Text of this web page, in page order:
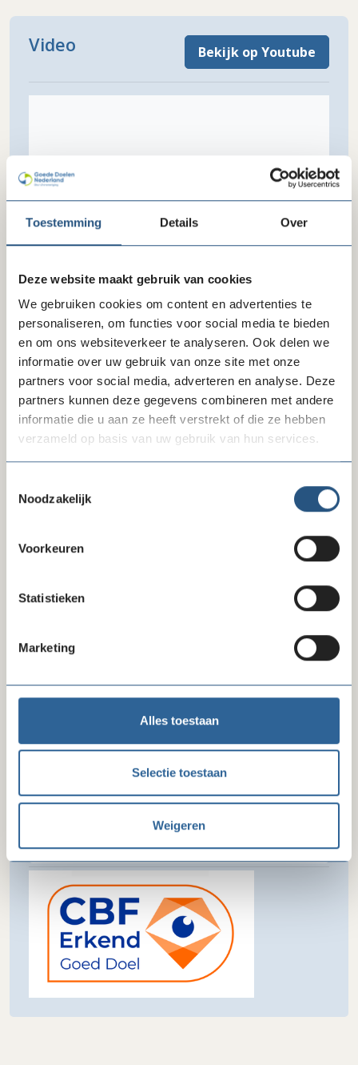
Toestemming Details Over
Deze website maakt gebruik van cookies
We gebruiken cookies om content en advertenties te
personaliseren, om functies voor social media te bieden
en om ons websiteverkeer te analyseren. Ook delen we
informatie over uw gebruik van onze site met onze
partners voor social media, adverteren en analyse. Deze
partners kunnen deze gegevens combineren met andere
informatie die u aan ze heeft verstrekt of die ze hebben
verzameld op basis van uw gebruik van hun services.
Noodzakelijk
Voorkeuren
Statistieken
Marketing
Alles toestaan
Selectie toestaan
Weigeren
Video Bekijk op Youtube
Accepteeronze cookiesom deze inhoud te
kunnen bekijken.
Delen Delen via LinkedIn
Delen via Facebook
greenpeace.nl
0206261877
E-mail
Erkenningspaspoort CBF-keurmerk
Toon paspoort